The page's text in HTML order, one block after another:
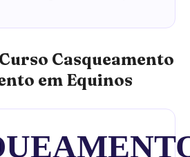
Casqueamento
em Equinos